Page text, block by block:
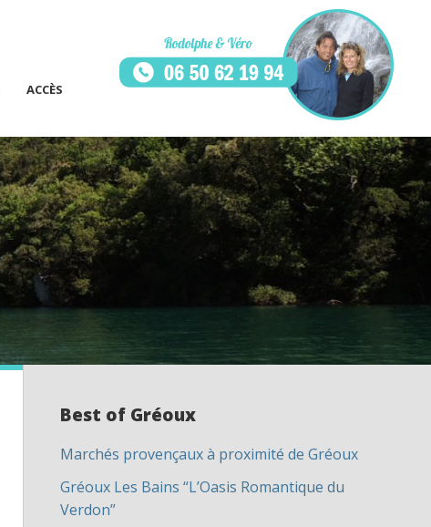
ACCÈS
Best of Gréoux
Marchés provençaux à proximité de Gréoux
Gréoux Les Bains “L’Oasis Romantique du
Verdon”